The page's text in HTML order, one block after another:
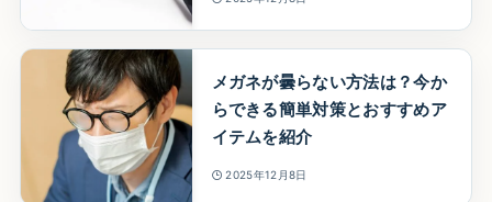
メガネが曇らない方法は？今か
らできる簡単対策とおすすめア
イテムを紹介
2025年12月8日